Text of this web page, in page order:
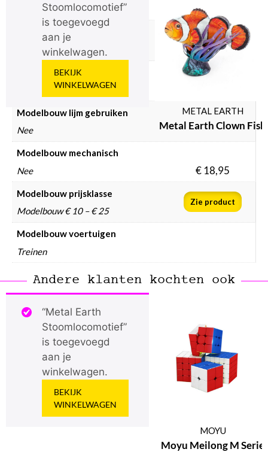
Volwassenen
Modelbouw incl. lijm
Modelbouw incl. verf
Modelbouw lijm gebruiken
Nee
Modelbouw mechanisch
Nee
Modelbouw prijsklasse
Modelbouw € 10 – € 25
Modelbouw voertuigen
Treinen
Stoomlocomotief”
is toegevoegd
aan je
winkelwagen.
BEKIJK
WINKELWAGEN
METAL EARTH
Metal Earth Clown Fish
€18,95
Zie product
Andere klanten kochten ook
“Metal Earth
Stoomlocomotief”
is toegevoegd
aan je
winkelwagen.
BEKIJK
WINKELWAGEN
MOYU
Moyu Meilong M Serie